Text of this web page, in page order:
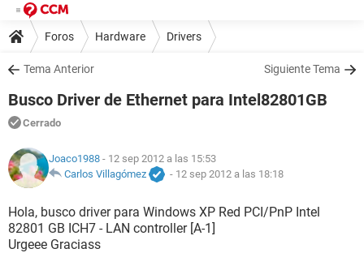
Foros Hardware Drivers
Tema Anterior Siguiente Tema
Busco Driver de Ethernet para Intel82801GB
Cerrado
Joaco1988 - 12 sep 2012 a las 15:53
Carlos Villagómez
- 12 sep 2012 a las 18:18
Hola, busco driver para Windows XP Red PCI/PnP Intel
82801 GB ICH7 - LAN controller [A-1]
Urgeee Graciass